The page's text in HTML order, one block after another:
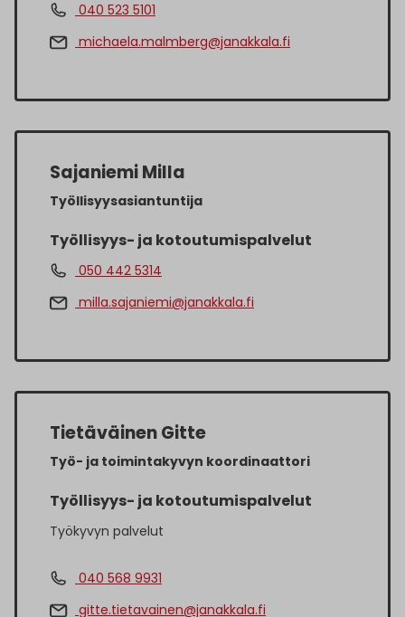
040 523 5101
michaela.malmberg@janakkala.fi
Sajaniemi Milla
Työllisyysasiantuntija
Työllisyys- ja kotoutumispalvelut
050 442 5314
milla.sajaniemi@janakkala.fi
Tietäväinen Gitte
Työ- ja toimintakyvyn koordinaattori
Työllisyys- ja kotoutumispalvelut
Työkyvyn palvelut
040 568 9931
gitte.tietavainen@janakkala.fi